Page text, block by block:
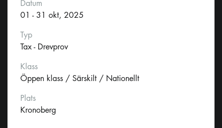
Datum
01 - 31 okt, 2025
Typ
Tax - Drevprov
Klass
Öppen klass / Särskilt / Nationellt
Plats
Kronoberg